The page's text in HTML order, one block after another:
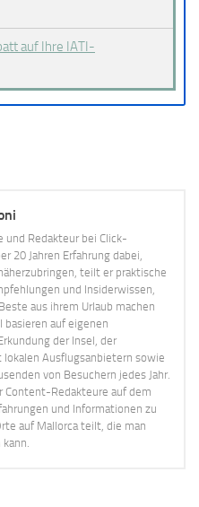
auf Ihre IATI-
und Redakteur bei Click-
20 Jahren Erfahrung dabei,
teilt er praktische
und Insiderwissen,
aus ihrem Urlaub machen
basieren auf eigenen
der Insel, der
Ausflugsanbietern sowie
von Besuchern jedes Jahr.
Content-Redakteure auf dem
und Informationen zu
auf Mallorca teilt, die man